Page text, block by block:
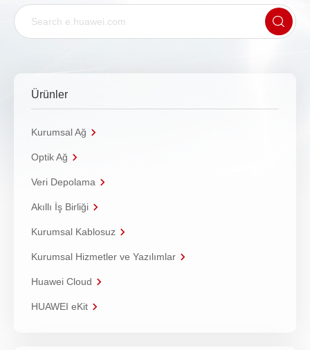
Ürünler
Kurumsal Ağ
Optik Ağ
Veri Depolama
Akıllı İş Birliği
Kurumsal Kablosuz
Kurumsal Hizmetler ve Yazılımlar
Huawei Cloud
HUAWEI eKit